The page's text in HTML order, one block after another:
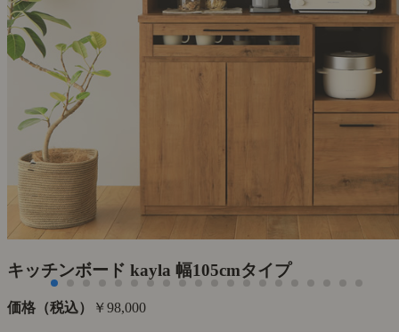
キッチンボード kayla 幅105cmタイプ
価格（税込） ￥98,000